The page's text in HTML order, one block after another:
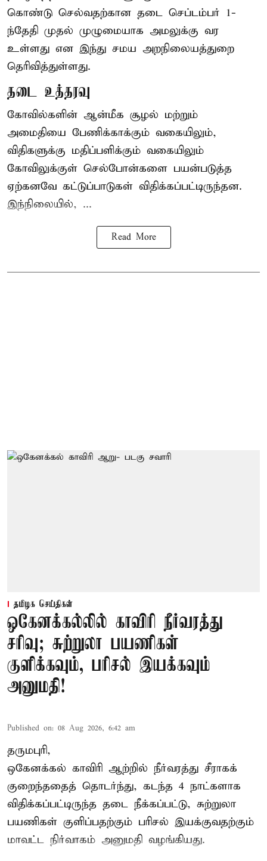
கொண்டு செல்வதற்கான தடை செப்டம்பர் 1-
ந்தேதி முதல் முழுமையாக அமலுக்கு வர
உள்ளது என இந்து சமய அறநிலையத்துறை
தெரிவித்துள்ளது.
தடை உத்தரவு
கோவில்களின் ஆன்மீக சூழல் மற்றும்
அமைதியை பேணிக்காக்கும் வகையிலும்,
விதிகளுக்கு மதிப்பளிக்கும் வகையிலும்
கோவிலுக்குள் செல்போன்களை பயன்படுத்த
ஏற்கனவே கட்டுப்பாடுகள் விதிக்கப்பட்டிருந்தன.
இந்நிலையில், ...
Read More
தமிழக செய்திகள்
ஒகேனக்கல்லில் காவிரி நீர்வரத்து
சரிவு; சுற்றுலா பயணிகள்
குளிக்கவும், பரிசல் இயக்கவும்
அனுமதி!
Published on: 08 Aug 2026, 6:42 am
தருமபுரி,
ஒகேனக்கல் காவிரி ஆற்றில் நீர்வரத்து சீராகக்
குறைந்ததைத் தொடர்ந்து, கடந்த 4 நாட்களாக
விதிக்கப்பட்டிருந்த தடை நீக்கப்பட்டு, சுற்றுலா
பயணிகள் குளிப்பதற்கும் பரிசல் இயக்குவதற்கும்
மாவட்ட நிர்வாகம் அனுமதி வழங்கியது.